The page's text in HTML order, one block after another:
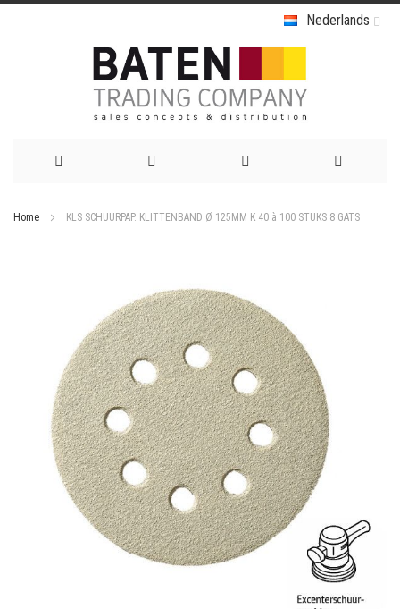
Nederlands
Home KLS SCHUURPAP. KLITTENBAND Ø 125MM K 40 à 100 STUKS 8 GATS
afbeeldingen-